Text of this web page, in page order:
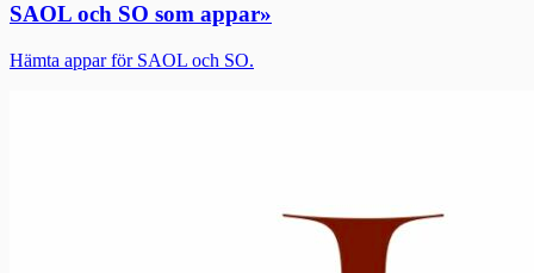
SAOL och SO som appar»
Hämta appar för SAOL och SO.